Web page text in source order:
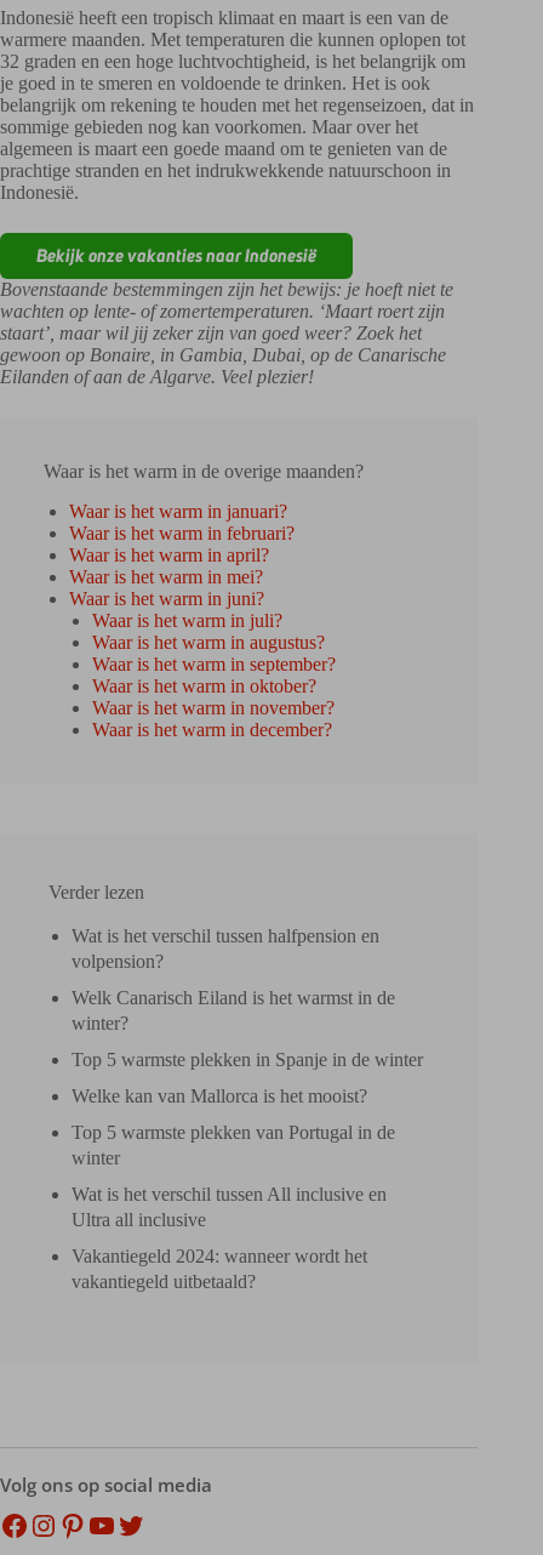
Indonesië heeft een tropisch klimaat en maart is een van de
warmere maanden. Met temperaturen die kunnen oplopen tot
32 graden en een hoge luchtvochtigheid, is het belangrijk om
je goed in te smeren en voldoende te drinken. Het is ook
belangrijk om rekening te houden met het regenseizoen, dat in
sommige gebieden nog kan voorkomen. Maar over het
algemeen is maart een goede maand om te genieten van de
prachtige stranden en het indrukwekkende natuurschoon in
Indonesië.
Bekijk onze vakanties naar Indonesië
Bovenstaande bestemmingen zijn het bewijs: je hoeft niet te
wachten op lente- of zomertemperaturen. ‘Maart roert zijn
staart’, maar wil jij zeker zijn van goed weer? Zoek het
gewoon op Bonaire, in Gambia, Dubai, op de Canarische
Eilanden of aan de Algarve. Veel plezier!
Waar is het warm in de overige maanden?
Waar is het warm in januari?
Waar is het warm in februari?
Waar is het warm in april?
Waar is het warm in mei?
Waar is het warm in juni?
Waar is het warm in juli?
Waar is het warm in augustus?
Waar is het warm in september?
Waar is het warm in oktober?
Waar is het warm in november?
Waar is het warm in december?
Verder lezen
Wat is het verschil tussen halfpension en
volpension?
Welk Canarisch Eiland is het warmst in de
winter?
Top 5 warmste plekken in Spanje in de winter
Welke kan van Mallorca is het mooist?
Top 5 warmste plekken van Portugal in de
winter
Wat is het verschil tussen All inclusive en
Ultra all inclusive
Vakantiegeld 2024: wanneer wordt het
vakantiegeld uitbetaald?
Volg ons op social media
Facebook
Instagram
Pinterest
YouTube
Twitter